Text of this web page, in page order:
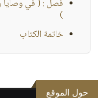
فصل : ( في وصايا
)
خاتمة الكتاب
حول الموقع